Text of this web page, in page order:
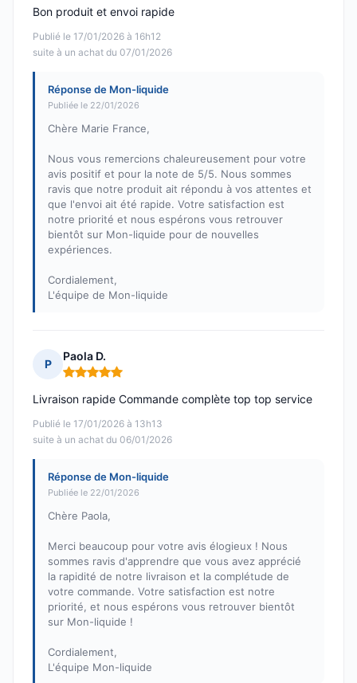
Publié le 17/01/2026 à 16h12
suite à un achat du 07/01/2026
Bon produit et envoi rapide
Réponse de Mon-liquide
Publiée le 22/01/2026
Chère Marie France,
Nous vous remercions chaleureusement pour votre
avis positif et pour la note de 5/5. Nous sommes
ravis que notre produit ait répondu à vos attentes et
que l'envoi ait été rapide. Votre satisfaction est
notre priorité et nous espérons vous retrouver
bientôt sur Mon-liquide pour de nouvelles
expériences.
Cordialement,
L'équipe de Mon-liquide
P
Paola D.
Note : 5 sur 5
Publié le 17/01/2026 à 13h13
suite à un achat du 06/01/2026
Livraison rapide Commande complète top top service
Réponse de Mon-liquide
Publiée le 22/01/2026
Chère Paola,
Merci beaucoup pour votre avis élogieux ! Nous
sommes ravis d'apprendre que vous avez apprécié
la rapidité de notre livraison et la complétude de
votre commande. Votre satisfaction est notre
priorité, et nous espérons vous retrouver bientôt
sur Mon-liquide !
Cordialement,
L'équipe Mon-liquide